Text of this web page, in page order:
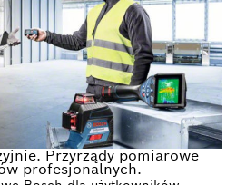
Przyrządy pomiarowe
profesjonalnych.